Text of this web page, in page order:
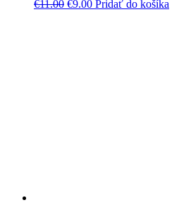
€11.00 €9.00 Pridať do košíka